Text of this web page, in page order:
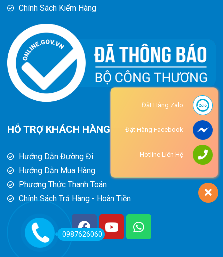
Chính Sách Kiểm Hàng
HỖ TRỢ KHÁCH HÀNG
Hướng Dẫn Đường Đi
Hướng Dẫn Mua Hàng
Phương Thức Thanh Toán
Chính Sách Trả Hàng - Hoàn Tiền
0987626060
Đặt Hàng Zalo
Đặt Hàng Facebook
Hotline Liên Hệ